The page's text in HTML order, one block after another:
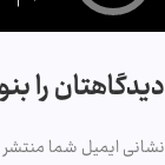
دیدگاهتان را
نشانی ایمیل شما